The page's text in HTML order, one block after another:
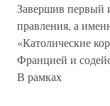
Завершив первый
правления, а
«Католические
Францией и
В рамках